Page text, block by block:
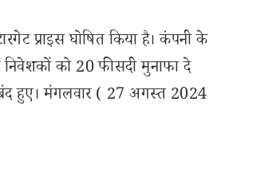
प्राइस घोषित किया है। कंपनी के
को 20 फीसदी मुनाफा दे
हुए। मंगलवार ( 27 अगस्त 2024